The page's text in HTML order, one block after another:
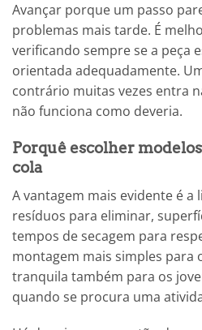
Avançar porque um passo
problemas mais tarde. É
verificando sempre se a peça
orientada adequadamente.
contrário muitas vezes entra
não funciona como deveria.
Porquê escolher
cola
A vantagem mais evidente é a
resíduos para eliminar,
tempos de secagem para
montagem mais simples para
tranquila também para os
quando se procura uma